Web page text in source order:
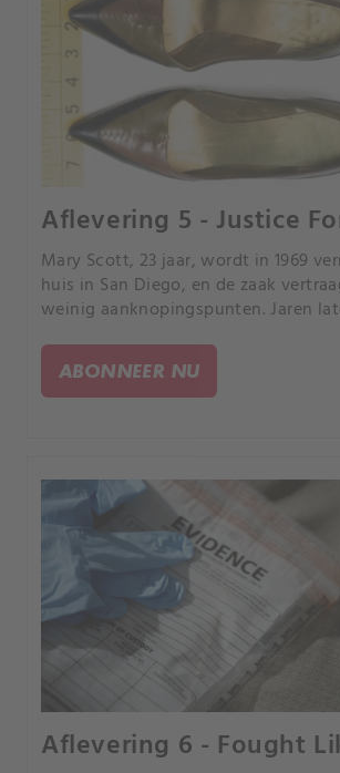
Aflevering 5 - Justice
Mary Scott, 23 jaar, wordt in 1969
huis in San Diego, en de zaak
weinig aanknopingspunten. Jaren
de moeder die ze amper kenden en
oude misdaad.
ABONNEER NU
Aflevering 6 - Fought